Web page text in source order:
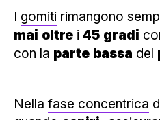
I gomiti rimangono
mai oltre i 45 gradi
con la parte bassa del
Nella fase concentrica